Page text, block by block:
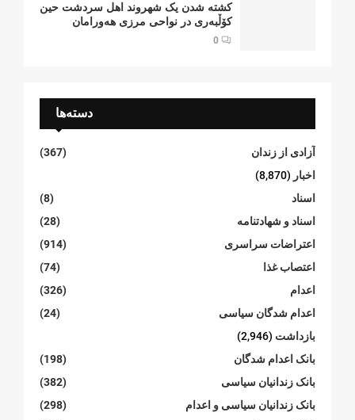
کشتە شدن یک شهروند اهل سردشت حین
کۆڵبەری در نواحی مرزی هەورامان
0
دسته‌ها
آزادی از زندان
(367)
اخبار (8,870)
اسناد
(8)
اسناد و شهادتنامە
(28)
اعتراضات سراسری
(914)
اعتصاب غذا
(74)
اعدام
(326)
اعدام شدگان سیاسی
(24)
بازداشت (2,946)
بانک اعدام شدگان
(198)
بانک زندانیان سیاسی
(382)
بانک زندانیان سیاسی و اعدام
(298)